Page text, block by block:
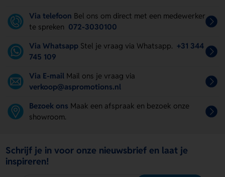
Via telefoon Bel ons om direct met een medewerker
te spreken 072-3030100
Via Whatsapp Stel je vraag via Whatsapp. +31 344
745 109
Via E-mail Mail ons je vraag via
verkoop@aspromotions.nl
Bezoek ons Maak een afspraak en bezoek onze
showroom.
Schrijf je in voor onze nieuwsbrief en laat je
inspireren!